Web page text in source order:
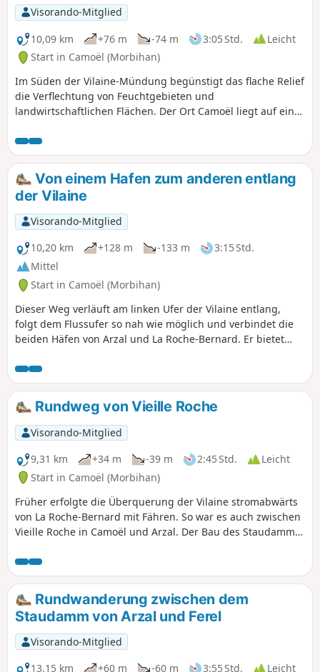
Visorando-Mitglied
10,09 km
+76 m -74 m 3:05 Std.
Leicht
Start in Camoël (Morbihan)
Im Süden der Vilaine-Mündung begünstigt das flache Relief
die Verflechtung von Feuchtgebieten und
landwirtschaftlichen Flächen. Der Ort Camoël liegt auf einer
oberhalb der Bucht von Pont Mahé überragt. Die
vorgeschlagene Route ermöglicht es, den Fluss dort zu
entdecken, wo seine Mündung beginnt, sowie einen der
Bäche, die den Étang du Pont de Fer speisen, ein
verstecktes Naturschutzgebiet, das man erahnen kann,
wenn das Laubwerk nicht zu dicht ist.
Von einem Hafen zum anderen entlang
der Vilaine
Visorando-Mitglied
10,20 km
+128 m -133 m
3:15 Std.
Mittel
Start in Camoël (Morbihan)
Dieser Weg verläuft am linken Ufer der Vilaine entlang,
folgt dem Flussufer so nah wie möglich und verbindet die
beiden Häfen von Arzal und La Roche-Bernard. Er bietet
Basse-Vilaine. Im Sommer kann man auch mit dem Boot
oder Kanu zurückkehren.
Rundweg von Vieille Roche
Visorando-Mitglied
9,31 km
+34 m -39 m 2:45 Std.
Leicht
Start in Camoël (Morbihan)
Früher erfolgte die Überquerung der Vilaine stromabwärts
von La Roche-Bernard mit Fähren. So war es auch zwischen
Vieille Roche in Camoël und Arzal. Der Bau des Staudamms
verändert, da nun eine feste Verbindung den Übergang von
einem Ufer zum anderen ermöglicht. Die vorgeschlagene
Tour ermöglicht es, das Bauwerk und die Wege am linken
Ufer der Vilaine rund um Camoël zu erkunden.
Rundwanderung zwischen dem
Staudamm von Arzal und Ferel
Visorando-Mitglied
13,15 km
+60 m -60 m 3:55 Std.
Leicht